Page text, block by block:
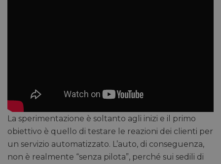
La sperimentazione è soltanto agli inizi e il primo
obiettivo è quello di testare le reazioni dei clienti per
un servizio automatizzato. L’auto, di conseguenza,
non è realmente “senza pilota”, perché sui sedili di